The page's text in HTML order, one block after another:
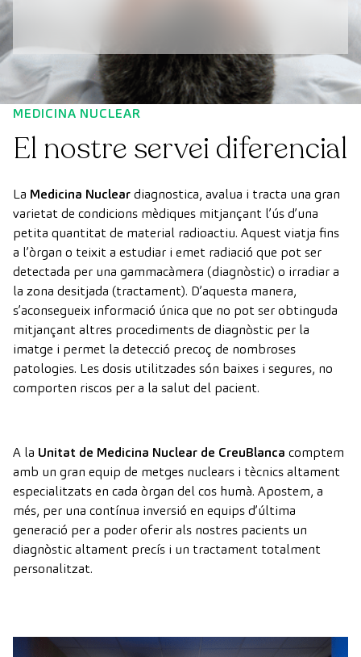
MEDICINA NUCLEAR
El nostre servei diferencial
La Medicina Nucleardiagnostica, avalua i tracta una gran
varietat de condicions mèdiques mitjançant l’ús d’una
petita quantitat de material radioactiu. Aquest viatja fins
a l’òrgan o teixit a estudiar i emet radiació que pot ser
detectada per una gammacàmera (diagnòstic) o irradiar a
la zona desitjada (tractament). D’aquesta manera,
s’aconsegueix informació única que no pot ser obtinguda
mitjançant altres procediments de diagnòstic per la
imatge i permet la detecció precoç de nombroses
patologies. Les dosis utilitzades són baixes i segures, no
comporten riscos per a la salut del pacient.
A la Unitat de Medicina Nuclear de CreuBlanca comptem
amb un gran equip de metges nuclears i tècnics altament
especialitzats en cada òrgan del cos humà. Apostem, a
més, per una contínua inversió en equips d’última
generació per a poder oferir als nostres pacients un
diagnòstic altament precís i un tractament totalment
personalitzat.